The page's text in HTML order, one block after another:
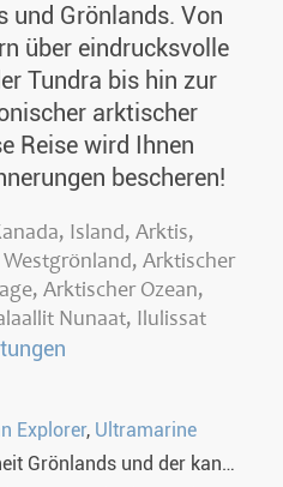
und Grönlands. Von
über eindrucksvolle
Tundra bis hin zur
arktischer
Reise wird Ihnen
bescheren!
Island, Arktis,
Arktischer
Arktischer Ozean,
Nunaat, Ilulissat
Explorer, Ultramarine
Erleben Sie die Schönheit Grönlands und der kanadischen Arktis